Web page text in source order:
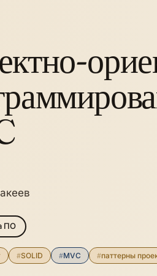
ПО
#SOLID #MVC #паттерны